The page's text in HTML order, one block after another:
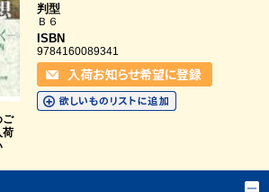
ご
荷
判型
Ｂ６
ISBN
9784160089341